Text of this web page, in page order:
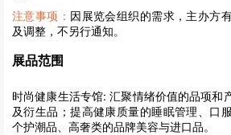
注意事项： 因展览会组织的需求，主办方
及调整，不另行通知。
展品范围
时尚健康生活专馆: 汇聚情绪价值的品项和
及衍生品；提高健康质量的睡眠管理、口
个护潮品、高奢类的品牌美容与进口品。